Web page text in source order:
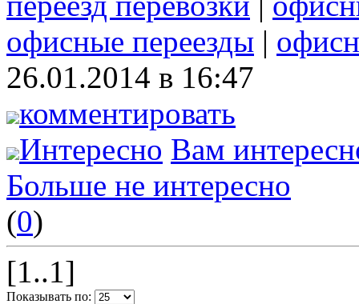
офисные переезды |
26.01.2014 в 16:47
комментировать
Интересно Вам
Больше не интересно
(0)
[1..1]
Показывать по: